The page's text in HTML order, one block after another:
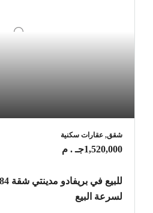
شقق, عقارات سكنية
1,520,000جـ . م
لسرعة البيع